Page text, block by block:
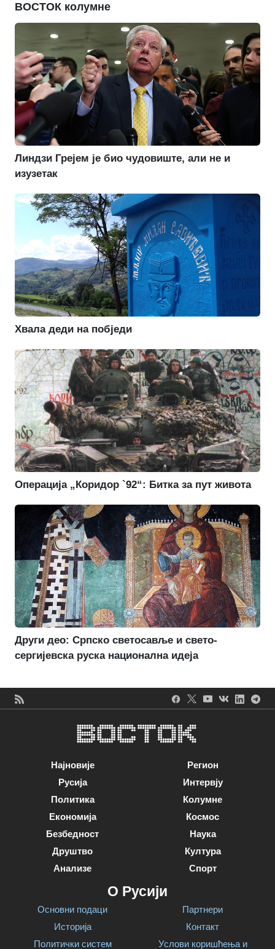
ВОСТОК колумне
Линдзи Грејем је био чудовиште, али не и
изузетак
Хвала деди на побједи
Операција „Коридор `92“: Битка за пут живота
Други део: Српско светосавље и свето-
сергијевска руска национална идеја
Најновије
Русија
Политика
Економија
Безбедност
Друштво
Анализе
Регион
Интервју
Колумне
Космос
Наука
Култура
Спорт
О Русији
Основни подаци
Историја
Политички систем
Партнери
Контакт
Услови коришћења и